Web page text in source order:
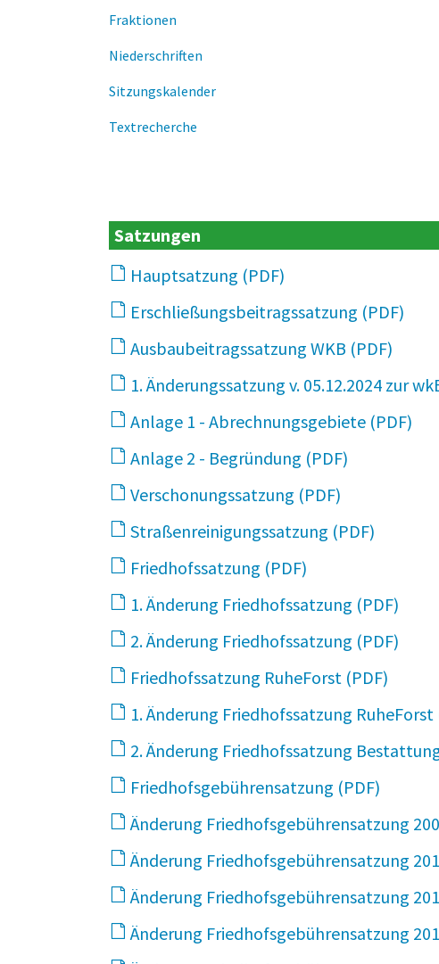
Fraktionen
Niederschriften
Sitzungskalender
Textrecherche
Satzungen
Hauptsatzung
Erschließungsbeitragssatzung
Ausbaubeitragssatzung WKB
1. Änderungssatzung v. 05.12.2024 zur
Anlage 1 - Abrechnungsgebiete
Anlage 2 - Begründung
Verschonungssatzung
Straßenreinigungssatzung
Friedhofssatzung
1. Änderung Friedhofssatzung
2. Änderung Friedhofssatzung
Friedhofssatzung RuheForst
1. Änderung Friedhofssatzung RuheForst
2. Änderung Friedhofssatzung
Friedhofsgebührensatzung
Änderung Friedhofsgebührensatzung
Änderung Friedhofsgebührensatzung
Änderung Friedhofsgebührensatzung
Änderung Friedhofsgebührensatzung